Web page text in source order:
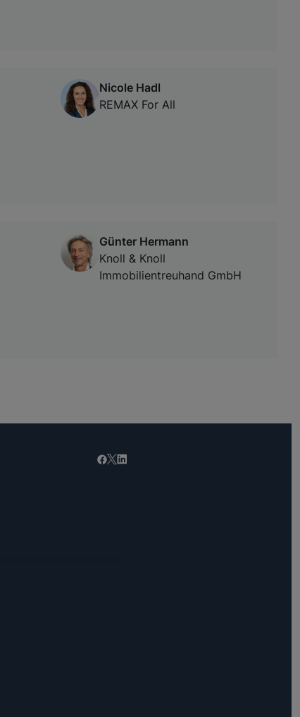
Nicole Hadl
REMAX For All
Günter Hermann
Knoll & Knoll
Immobilientreuhand GmbH